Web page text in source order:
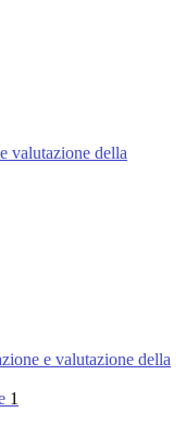
valutazione della
e valutazione della
1